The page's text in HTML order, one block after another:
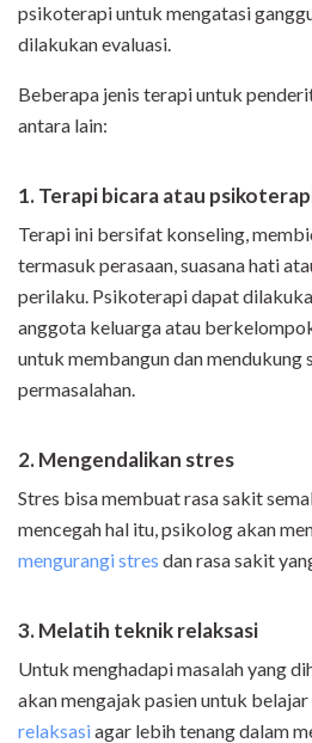
psikoterapi untuk mengatasi
dilakukan evaluasi.
Beberapa jenis terapi untuk
antara lain:
1. Terapi bicara atau
Terapi ini bersifat konseling,
termasuk perasaan, suasana hati
perilaku. Psikoterapi dapat
anggota keluarga atau
untuk membangun dan mendukung
permasalahan.
2. Mengendalikan stres
Stres bisa membuat rasa sakit
mencegah hal itu, psikolog akan
mengurangi stres dan rasa sakit
3. Melatih teknik relaksasi
Untuk menghadapi masalah yang
akan mengajak pasien untuk
relaksasiagar lebih tenang dalam